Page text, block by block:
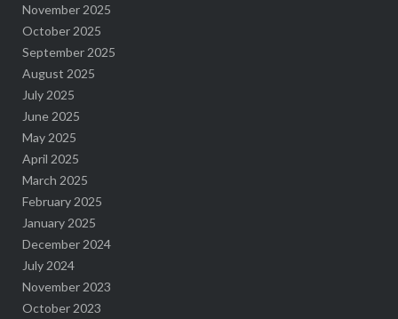
November 2025
October 2025
September 2025
August 2025
July 2025
June 2025
May 2025
April 2025
March 2025
February 2025
January 2025
December 2024
July 2024
November 2023
October 2023